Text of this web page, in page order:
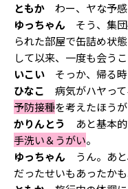
ともか わー、ヤな予
ゆっちゃん そう、集
られた部屋で缶詰め状
して以来、一度も会う
いこい そっか、帰る時
ひなこ 病気がハヤって
予防接種を考えたほうが
かりんとう
あと基本的
手洗い＆うがい。
ゆっちゃん うん。あ
だったせいもあったかも